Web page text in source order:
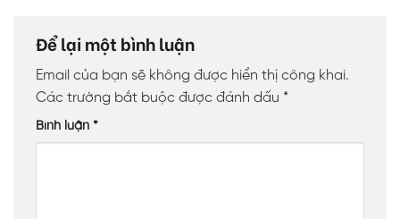
Để lại một bình luận
Email của bạn sẽ không được hiển thị công khai.
Các trường bắt buộc được đánh dấu *
Bình luận *